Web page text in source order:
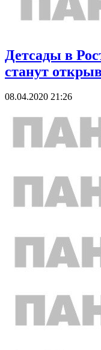
Детсады в
станут
08.04.2020 21:26